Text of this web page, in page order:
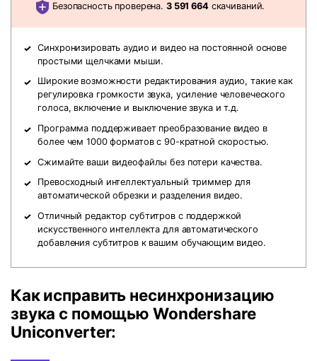
Безопасность проверена. 3 591 664скачиваний.
Синхронизировать аудио и видео на постоянной основе
простыми щелчками мыши.
Широкие возможности редактирования аудио, такие как
регулировка громкости звука, усиление человеческого
голоса, включение и выключение звука и т.д.
Программа поддерживает преобразование видео в
более чем 1000 форматов с 90-кратной скоростью.
Сжимайте ваши видеофайлы без потери качества.
Превосходный интеллектуальный триммер для
автоматической обрезки и разделения видео.
Отличный редактор субтитров с поддержкой
искусственного интеллекта для автоматического
добавления субтитров к вашим обучающим видео.
Как исправить несинхронизацию
звука с помощью Wondershare
Uniconverter: